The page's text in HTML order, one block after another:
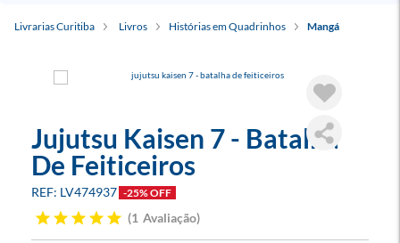
Livrarias Curitiba Livros Histórias em Quadrinhos Mangá
Jujutsu Kaisen 7 - Batalha
De Feiticeiros
LV474937 -25% OFF
1 Avaliação